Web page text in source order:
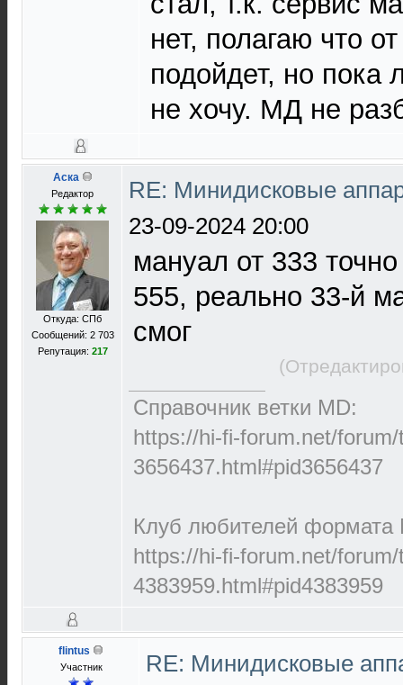
нет, полагаю что
подойдет, но пока
не хочу. МД не
Аска
Редактор
Откуда: СПб
Сообщений: 2 703
Репутация: 217
RE: Минидисковые
23-09-2024 20:00
мануал от 333
555, реально 33-й
смог
Справочник ветки MD:
https://hi-fi-forum.net/
3656437.html#pid3656437
Клуб любителей формата
https://hi-fi-forum.net/
4383959.html#pid4383959
flintus
Участник
RE: Минидисковые